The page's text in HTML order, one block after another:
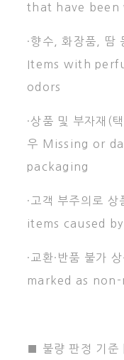
that have been
·향수, 화장품, 땀
Items with
odors
·상품 및 부자재(
우 Missing or
packaging
·고객 부주의로
items caused
·교환·반품 불가
marked as
■ 불량 판정 기